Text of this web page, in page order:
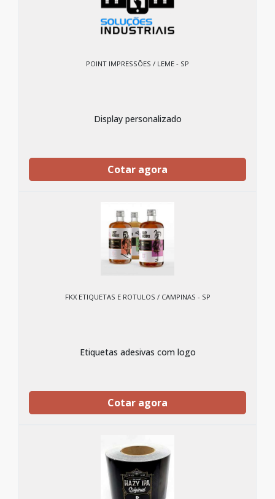
POINT IMPRESSÕES / LEME - SP
Display personalizado
Cotar agora
FKX ETIQUETAS E ROTULOS / CAMPINAS - SP
Etiquetas adesivas com logo
Cotar agora